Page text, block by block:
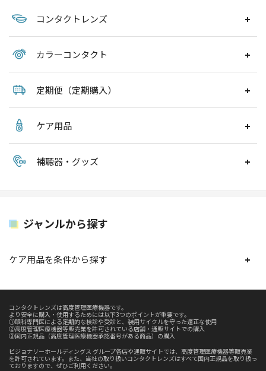
コンタクトレンズ
カラーコンタクト
定期便（定期購入）
ケア用品
補聴器・グッズ
ジャンルから探す
ケア用品を条件から探す
コンタクトレンズは高度管理医療機器です。
より安全に購入・使用するためには以下3つのポイントが重要です。
①眼科専門医による定期的な検診や受診と、装用サイクルを守った適正な使用
②高度管理医療機器等販売業を許可されている店舗・通販サイトでの購入
③国内正規品（高度管理医療機器承認番号がある商品）の購入
ビジョナリーホールディングス グループ各店や通販サイトでは、高度管理医療機器等販売業
を許可されています。また、当社の取り扱いコンタクトレンズはすべて国内正規品を取り扱っ
ておりますので、ぜひご利用ください。